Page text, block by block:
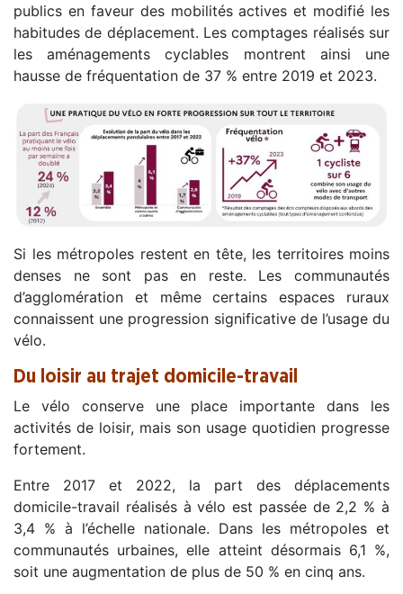
publics en faveur des mobilités actives et modifié les
habitudes de déplacement. Les comptages réalisés sur
les aménagements cyclables montrent ainsi une
hausse de fréquentation de 37 % entre 2019 et 2023.
Si les métropoles restent en tête, les territoires moins
denses ne sont pas en reste. Les communautés
d’agglomération et même certains espaces ruraux
connaissent une progression significative de l’usage du
vélo.
Du loisir au trajet domicile-travail
Le vélo conserve une place importante dans les
activités de loisir, mais son usage quotidien progresse
fortement.
Entre 2017 et 2022, la part des déplacements
domicile-travail réalisés à vélo est passée de 2,2 % à
3,4 % à l’échelle nationale. Dans les métropoles et
communautés urbaines, elle atteint désormais 6,1 %,
soit une augmentation de plus de 50 % en cinq ans.